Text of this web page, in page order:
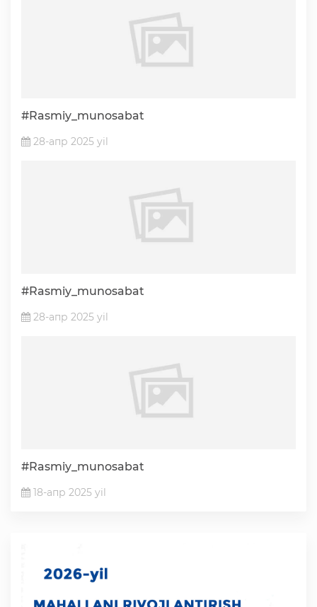
#Rasmiy_munosabat
28-апр 2025 yil
#Rasmiy_munosabat
28-апр 2025 yil
#Rasmiy_munosabat
18-апр 2025 yil